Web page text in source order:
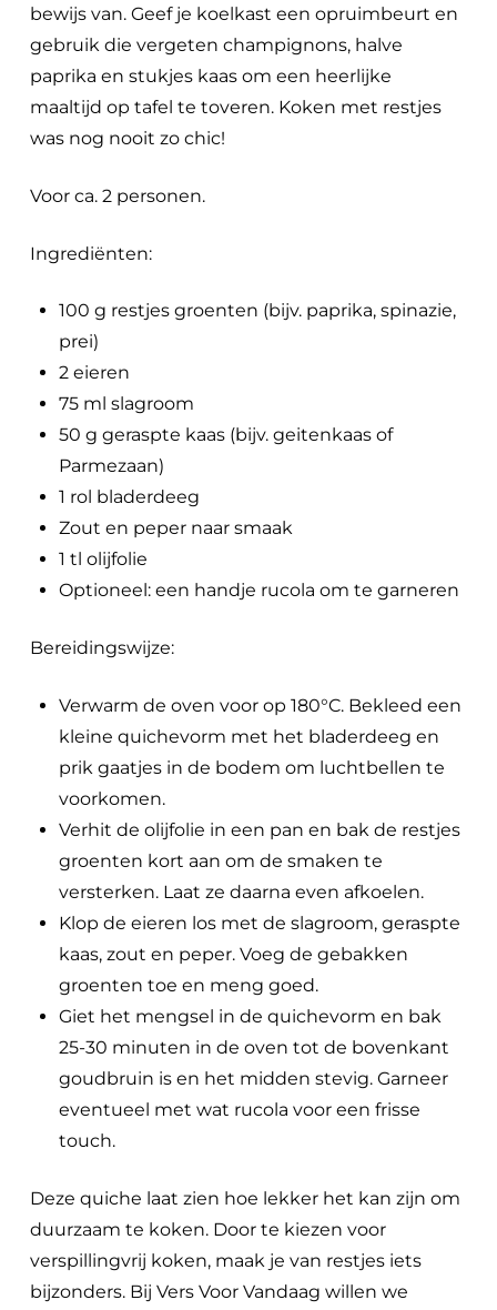
bewijs van. Geef je koelkast een opruimbeurt en
gebruik die vergeten champignons, halve
paprika en stukjes kaas om een heerlijke
maaltijd op tafel te toveren. Koken met restjes
was nog nooit zo chic!
Voor ca. 2 personen.
Ingrediënten:
100 g restjes groenten (bijv. paprika, spinazie,
prei)
2 eieren
75 ml slagroom
50 g geraspte kaas (bijv. geitenkaas of
Parmezaan)
1 rol bladerdeeg
Zout en peper naar smaak
1 tl olijfolie
Optioneel: een handje rucola om te garneren
Bereidingswijze:
Verwarm de oven voor op 180°C. Bekleed een
kleine quichevorm met het bladerdeeg en
prik gaatjes in de bodem om luchtbellen te
voorkomen.
Verhit de olijfolie in een pan en bak de restjes
groenten kort aan om de smaken te
versterken. Laat ze daarna even afkoelen.
Klop de eieren los met de slagroom, geraspte
kaas, zout en peper. Voeg de gebakken
groenten toe en meng goed.
Giet het mengsel in de quichevorm en bak
25-30 minuten in de oven tot de bovenkant
goudbruin is en het midden stevig. Garneer
eventueel met wat rucola voor een frisse
touch.
Deze quiche laat zien hoe lekker het kan zijn om
duurzaam te koken. Door te kiezen voor
verspillingvrij koken, maak je van restjes iets
bijzonders. Bij Vers Voor Vandaag willen we